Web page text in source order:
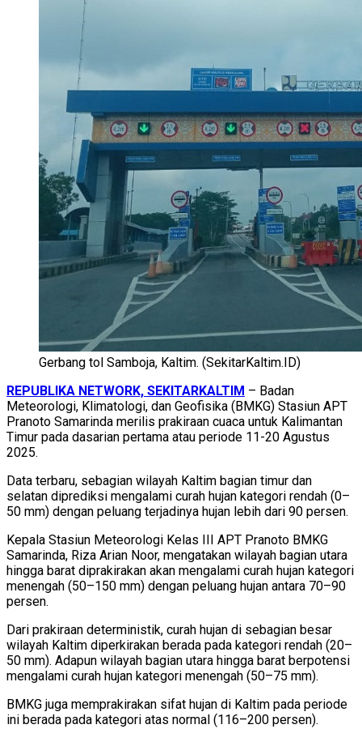
Gerbang tol Samboja, Kaltim. (SekitarKaltim.ID)
REPUBLIKA NETWORK, SEKITARKALTIM – Badan
Meteorologi, Klimatologi, dan Geofisika (BMKG) Stasiun APT
Pranoto Samarinda merilis prakiraan cuaca untuk Kalimantan
Timur pada dasarian pertama atau periode 11-20 Agustus
2025.
Data terbaru, sebagian wilayah Kaltim bagian timur dan
selatan diprediksi mengalami curah hujan kategori rendah (0–
50 mm) dengan peluang terjadinya hujan lebih dari 90 persen.
Kepala Stasiun Meteorologi Kelas III APT Pranoto BMKG
Samarinda, Riza Arian Noor, mengatakan wilayah bagian utara
hingga barat diprakirakan akan mengalami curah hujan kategori
menengah (50–150 mm) dengan peluang hujan antara 70–90
persen.
Dari prakiraan deterministik, curah hujan di sebagian besar
wilayah Kaltim diperkirakan berada pada kategori rendah (20–
50 mm). Adapun wilayah bagian utara hingga barat berpotensi
mengalami curah hujan kategori menengah (50–75 mm).
BMKG juga memprakirakan sifat hujan di Kaltim pada periode
ini berada pada kategori atas normal (116–200 persen).